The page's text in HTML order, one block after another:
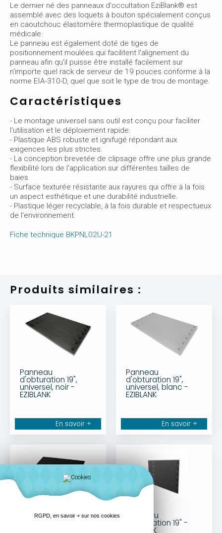
Le dernier né des panneaux d'occultation EziBlank® est
assemblé avec des loquets à bouton spécialement conçus
en caoutchouc élastomère thermoplastique de qualité
médicale.
Le panneau est également doté de tiges de
positionnement moulées qui facilitent l'alignement du
panneau afin qu'il puisse être installé facilement sur
n'importe quel rack de serveur de 19 pouces conforme à la
norme EIA-310-D, quel que soit le type de trou de montage.
Caractéristiques
- Le montage universel sans outil est conçu pour faciliter
l'utilisation et le déploiement rapide.
- Plastique ABS robuste et ignifugé répondant aux
exigences les plus strictes.
- La conception brevetée de clipsage offre une plus grande
flexibilité lors de l'application sur différentes tailles de
baies.
- Surface texturée résistante aux rayures qui offre à la fois
un aspect esthétique et une durabilité industrielle.
- Plastique léger recyclable, à la fois durable et respectueux
de l'environnement.
Fiche technique BKPNL02U-21
Produits similaires :
Panneau
d'obturation 19",
universel, noir -
EZIBLANK
En savoir +
Panneau
d'obturation 19",
universel, blanc -
EZIBLANK
En savoir +
Panneau
d'obturation 23", Panneau
d'obturation 19" -
EZIBLANK
RGPD, en savoir + sur nos cookies